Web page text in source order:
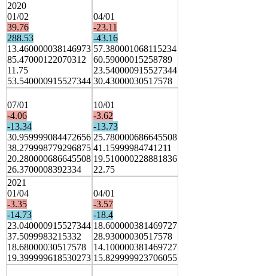
2020
01/02
39.76
288.53
13.460000038146973
85.47000122070312
11.75
53.540000915527344
04/01
-23.11
-43.16
57.380001068115234
60.59000015258789
23.540000915527344
30.43000030517578
07/01
-4.06
-13.34
30.959999084472656
38.279998779296875
20.280000686645508
26.3700008392334
10/01
-3.62
-13.73
25.780000686645508
41.15999984741211
19.510000228881836
22.75
2021
01/04
-3.35
-14.73
23.040000915527344
37.5099983215332
18.68000030517578
19.399999618530273
04/01
-3.57
-18.4
18.600000381469727
28.93000030517578
14.100000381469727
15.829999923706055